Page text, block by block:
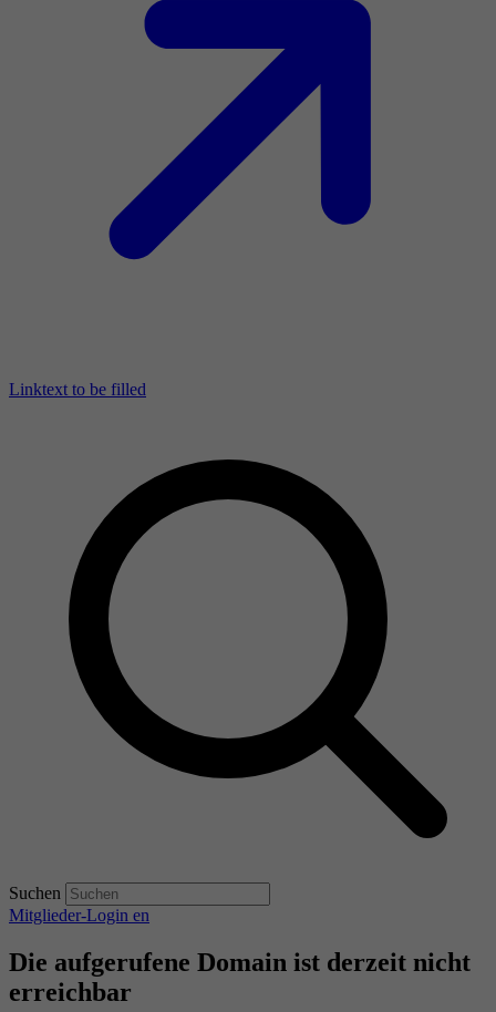
Linktext to be filled
Suchen
Mitglieder-Login en
Die aufgerufene Domain ist derzeit nicht
erreichbar